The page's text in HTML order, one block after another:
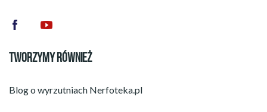
TWORZYMY RÓWNIEŻ
Blog o wyrzutniach Nerfoteka.pl